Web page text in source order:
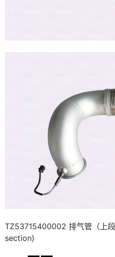
TZ53715400002 排气管（上
section)